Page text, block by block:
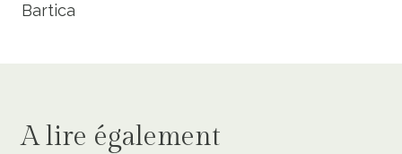
Bartica
A lire également